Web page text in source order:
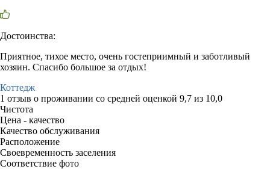
Достоинства:
Приятное, тихое место, очень гостеприимный и заботливый
хозяин. Спасибо большое за отдых!
Коттедж
1 отзыв о проживании со средней оценкой 9,7 из 10,0
Чистота
Цена - качество
Качество обслуживания
Расположение
Своевременность заселения
Соответствие фото